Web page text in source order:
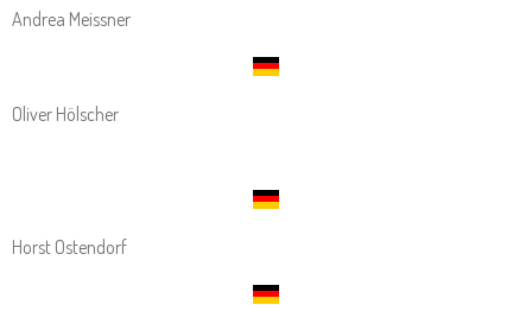
Andrea Meissner
Oliver Hölscher
Horst Ostendorf